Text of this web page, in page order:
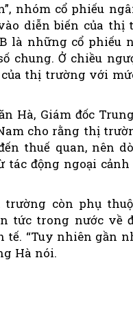
nhóm cổ phiếu
diễn biến của thị
là những cổ phiếu
chung. Ở chiều
thị trường với
Hà, Giám đốc
cho rằng thị
thuế quan, nên
động ngoại
trường còn phụ
tức trong nước về
“Tuy nhiên gần
Hà nói.